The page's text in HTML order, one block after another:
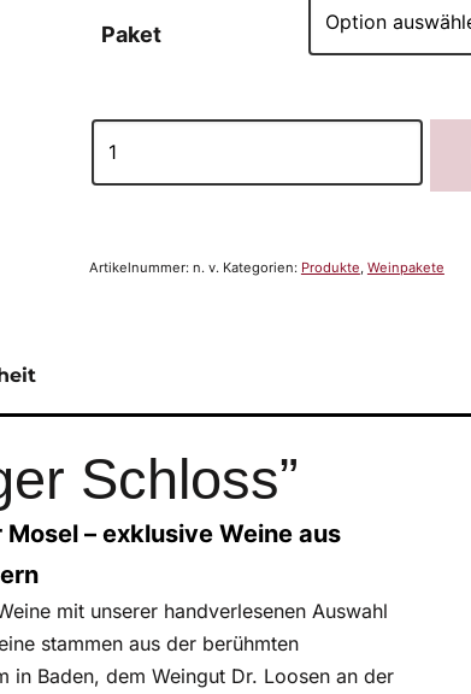
Paket
Artikelnummer: n. v. Kategorien: Produkte Weinpakete
Schloss”
– exklusive Weine aus
mit unserer handverlesenen Auswahl
stammen aus der berühmten
in Baden, dem Weingut Dr. Loosen an der